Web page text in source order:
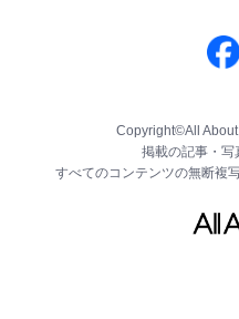
Copyright©All
掲載の記事・写
すべてのコンテンツの無断複